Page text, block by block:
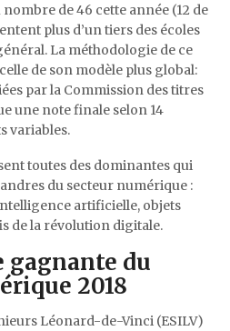
de 46 cette année (12 de
plus d’un tiers des écoles
La méthodologie de ce
de son modèle plus global:
par la Commission des titres
une note finale selon 14
variables.
toutes des dominantes qui
du secteur numérique :
artificielle, objets
de la révolution digitale.
gagnante du
2018
Léonard-de-Vinci (ESILV)